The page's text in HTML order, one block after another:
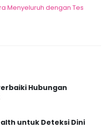
Menyeluruh dengan Tes
Hubungan
untuk Deteksi Dini